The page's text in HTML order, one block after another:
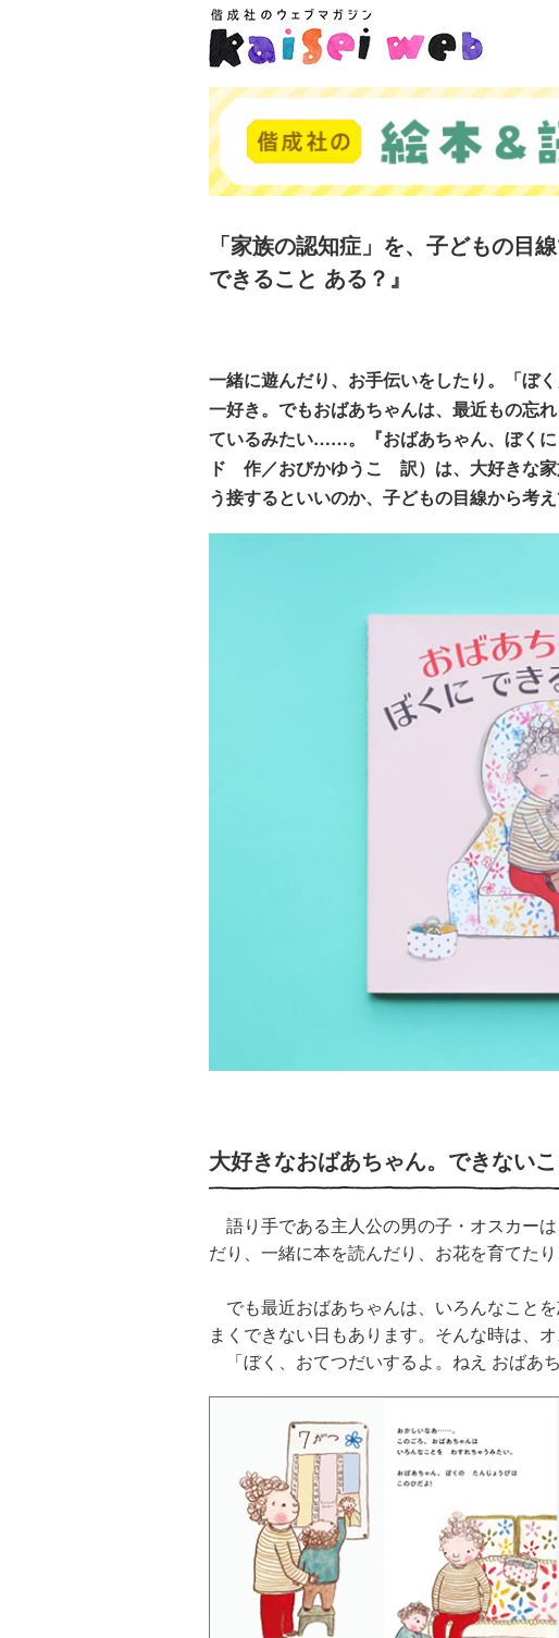
「家族の認知症」を、子どもの目
できること ある？』
一緒に遊んだり、お手伝いをしたり。「ぼ
一好き。でもおばあちゃんは、最近もの忘
ているみたい……。『おばあちゃん、ぼく
ド 作／おびかゆうこ 訳）は、大好きな家
う接するといいのか、子どもの目線から考
大好きなおばあちゃん。できない
語り手である主人公の男の子・オスカー
だり、一緒に本を読んだり、お花を育てた
でも最近おばあちゃんは、いろんなこと
まくできない日もあります。そんな時は、
「ぼく、おてつだいするよ。ねえ おばあ